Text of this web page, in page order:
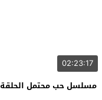
02:23:17
مسلسل حب محتمل الحلقة 8